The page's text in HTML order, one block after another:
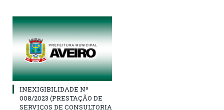
INEXIGIBILIDADE Nº
008/2023 (PRESTAÇÃO DE
SERVIÇOS DE CONSULTORIA